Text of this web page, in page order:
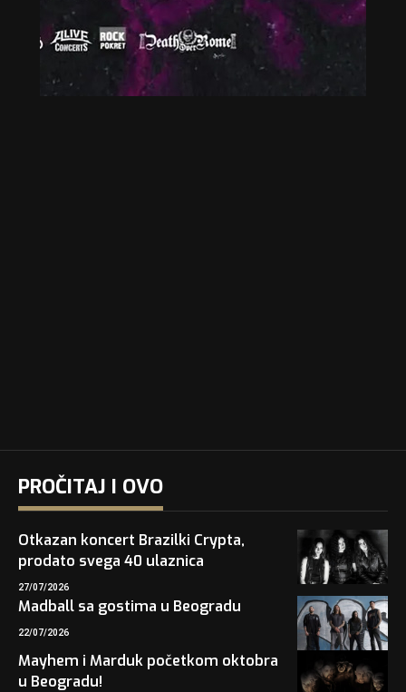
PROČITAJ I OVO
Otkazan koncert Brazilki Crypta,
prodato svega 40 ulaznica
27/07/2026
Madball sa gostima u Beogradu
22/07/2026
Mayhem i Marduk početkom oktobra
u Beogradu!